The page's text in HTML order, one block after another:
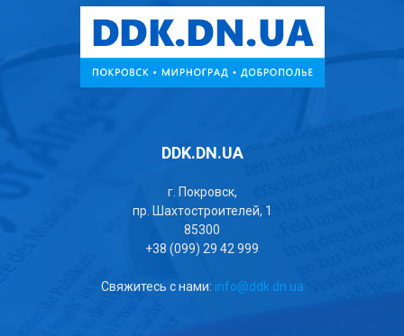
DDK.DN.UA
г. Покровск,
пр. Шахтостроителей, 1
85300
+38 (099) 29 42 999
Свяжитесь с нами: info@ddk.dn.ua